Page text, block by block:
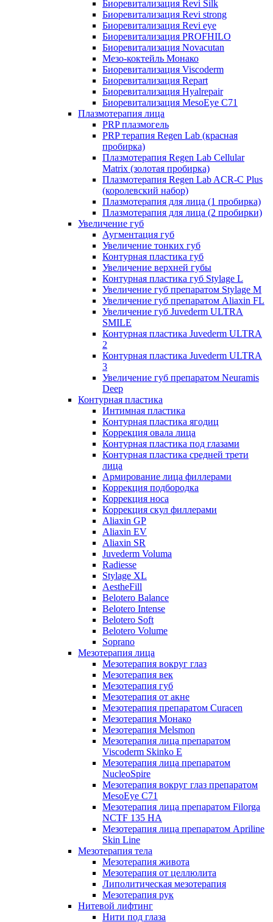
Биоревитализация Revi Silk
Биоревитализация Revi strong
Биоревитализация Revi eye
Биоревитализация PROFHILO
Биоревитализация Novacutan
Мезо-коктейль Монако
Биоревитализация Viscoderm
Биоревитализация Repart
Биоревитализация Hyalrepair
Биоревитализация MesoEye C71
Плазмотерапия лица
PRP плазмогель
PRP терапия Regen Lab (красная
пробирка)
Плазмотерапия Regen Lab Cellular
Matrix (золотая пробирка)
Плазмотерапия Regen Lab ACR-C Plus
(королевский набор)
Плазмотерапия для лица (1 пробирка)
Плазмотерапия для лица (2 пробирки)
Увеличение губ
Аугментация губ
Увеличение тонких губ
Контурная пластика губ
Увеличение верхней губы
Контурная пластика губ Stylage L
Увеличение губ препаратом Stylage M
Увеличение губ препаратом Aliaxin FL
Увеличение губ Juvederm ULTRA
SMILE
Контурная пластика Juvederm ULTRA
2
Контурная пластика Juvederm ULTRA
3
Увеличение губ препаратом Neuramis
Deep
Контурная пластика
Интимная пластика
Контурная пластика ягодиц
Коррекция овала лица
Контурная пластика под глазами
Контурная пластика средней трети
лица
Армирование лица филлерами
Коррекция подбородка
Коррекция носа
Коррекция скул филлерами
Aliaxin GP
Aliaxin EV
Aliaxin SR
Juvederm Voluma
Radiesse
Stylage XL
AestheFill
Belotero Balance
Belotero Intense
Belotero Soft
Belotero Volume
Soprano
Мезотерапия лица
Мезотерапия вокруг глаз
Мезотерапия век
Мезотерапия губ
Мезотерапия от акне
Мезотерапия препаратом Curacen
Мезотерапия Монако
Мезотерапия Melsmon
Мезотерапия лица препаратом
Viscoderm Skinko E
Мезотерапия лица препаратом
NucleoSpire
Мезотерапия вокруг глаз препаратом
MesoEye С71
Мезотерапия лица препаратом Filorga
NCTF 135 HA
Мезотерапия лица препаратом Apriline
Skin Line
Мезотерапия тела
Мезотерапия живота
Мезотерапия от целлюлита
Липолитическая мезотерапия
Мезотерапия рук
Нитевой лифтинг
Нити под глаза